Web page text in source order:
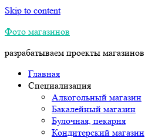
Skip to content
Фото магазинов
разрабатываем проекты магазинов
Главная
Специализация
Алкогольный магазин
Бакалейный магазин
Булочная, пекарня
Кондитерский магазин